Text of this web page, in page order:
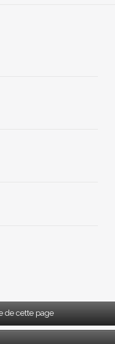
de cette page